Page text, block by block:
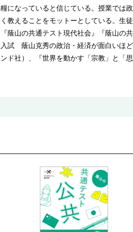
になっていると信じている。授業では
教えることをモットーとしている。生
蔭山の共通テスト現代社会』『蔭山の
試 蔭山克秀の政治・経済が面白いほ
ド社）、『世界を動かす「宗教」と「